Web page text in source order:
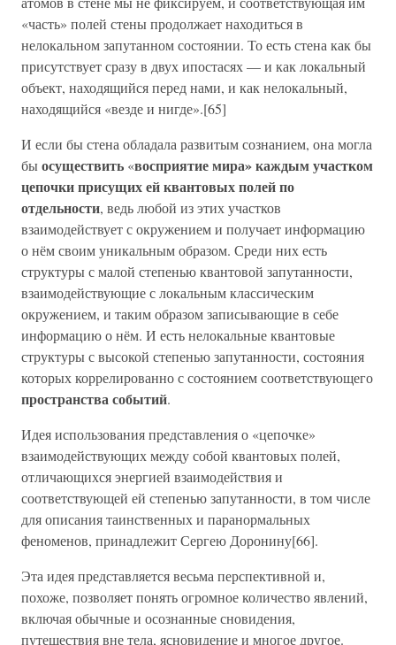
«часть» полей стены продолжает находиться в
нелокальном запутанном состоянии. То есть стена как бы
присутствует сразу в двух ипостасях — и как локальный
объект, находящийся перед нами, и как нелокальный,
находящийся «везде и нигде».[65]
И если бы стена обладала развитым сознанием, она могла
быосуществить «восприятие мира» каждым участком
цепочки присущих ей квантовых полей по
отдельности, ведь любой из этих участков
взаимодействует с окружением и получает информацию
о нём своим уникальным образом. Среди них есть
структуры с малой степенью квантовой запутанности,
взаимодействующие с локальным классическим
окружением, и таким образом записывающие в себе
информацию о нём. И есть нелокальные квантовые
структуры с высокой степенью запутанности, состояния
которых коррелированно с состоянием соответствующего
пространства событий.
Идея использования представления о «цепочке»
взаимодействующих между собой квантовых полей,
отличающихся энергией взаимодействия и
соответствующей ей степенью запутанности, в том числе
для описания таинственных и паранормальных
феноменов, принадлежит Сергею Доронину[66].
Эта идея представляется весьма перспективной и,
похоже, позволяет понять огромное количество явлений,
включая обычные и осознанные сновидения,
путешествия вне тела, ясновидение и многое другое.